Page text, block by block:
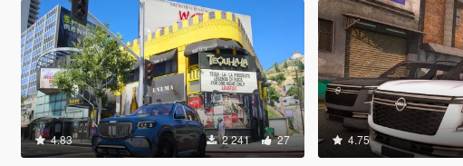
4.83 2 241 27 4.75